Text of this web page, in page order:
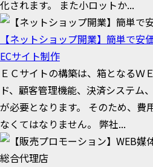
化されます。 また小ロットか...
【ネットショップ開業】簡単で安
ECサイト制作
ＥＣサイトの構築は、箱となるＷ
ド、顧客管理機能、決済システム
が必要となります。 そのため、費
なくてはなりません。 弊社...